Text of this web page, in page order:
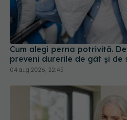
Cum alegi perna potrivită.
preveni durerile de gât și de
04 aug 2026, 22:45